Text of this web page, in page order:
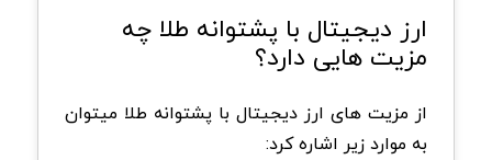
ارز دیجیتال با پشتوانه طلا چه
مزیت هایی دارد؟
از مزیت های ارز دیجیتال با پشتوانه طلا میتوان
به موارد زیر اشاره کرد: